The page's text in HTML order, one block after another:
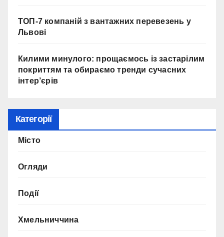
ТОП-7 компаній з вантажних перевезень у
Львові
Килими минулого: прощаємось із застарілим
покриттям та обираємо тренди сучасних
інтер’єрів
Категорії
Місто
Огляди
Події
Хмельниччина